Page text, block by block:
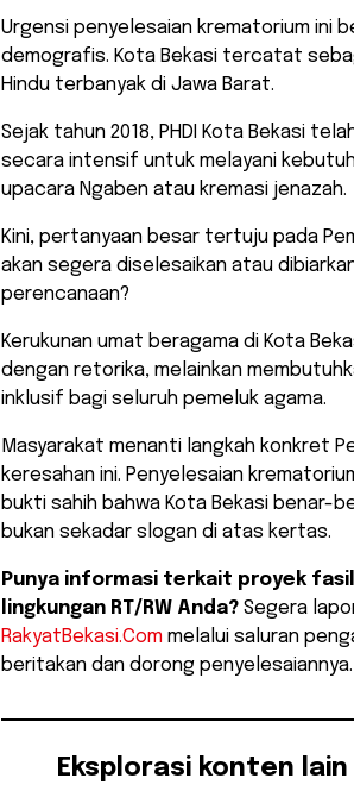
​Urgensi penyelesaian krematorium ini
demografis. Kota Bekasi tercatat
Hindu terbanyak di Jawa Barat.
Sejak tahun 2018, PHDI Kota Bekasi
secara intensif untuk melayani
upacara Ngaben atau kremasi jenazah.
​Kini, pertanyaan besar tertuju pada
akan segera diselesaikan atau
perencanaan?
Kerukunan umat beragama di Kota
dengan retorika, melainkan
inklusif bagi seluruh pemeluk agama.
​Masyarakat menanti langkah konkret
keresahan ini. Penyelesaian
bukti sahih bahwa Kota Bekasi benar-
bukan sekadar slogan di atas kertas.
Punya informasi terkait proyek
lingkungan RT/RW Anda? Segera
RakyatBekasi.Com melalui saluran
beritakan dan dorong penyelesaiannya.
Eksplorasi konten